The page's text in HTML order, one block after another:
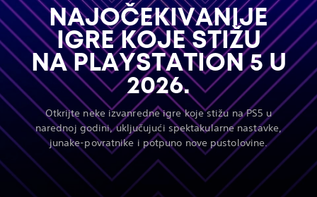
NAJOČEKIVANIJE
IGRE KOJE STIŽU
NA PLAYSTATION 5 U
2026.
Otkrijte neke izvanredne igre koje stižu na PS5 u
narednoj godini, uključujući spektakularne nastavke,
junake-povratnike i potpuno nove pustolovine.